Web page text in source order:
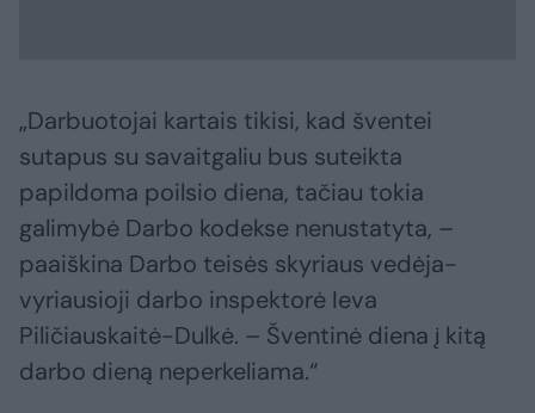
„Darbuotojai kartais tikisi, kad šventei
sutapus su savaitgaliu bus suteikta
papildoma poilsio diena, tačiau tokia
galimybė Darbo kodekse nenustatyta, –
paaiškina Darbo teisės skyriaus vedėja-
vyriausioji darbo inspektorė Ieva
Piličiauskaitė-Dulkė. – Šventinė diena į kitą
darbo dieną neperkeliama.“